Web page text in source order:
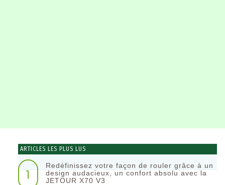
ARTICLES LES PLUS LUS
1
Redéfinissez votre façon de rouler grâce à un
design audacieux, un confort absolu avec la
JETOUR X70 V3